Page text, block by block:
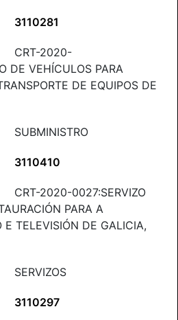
3110281
CRT-2020-
DE VEHÍCULOS PARA
DE EQUIPOS DE
SUBMINISTRO
3110410
CRT-2020-0027:SERVIZO
PARA A
E TELEVISIÓN DE GALICIA,
SERVIZOS
3110297